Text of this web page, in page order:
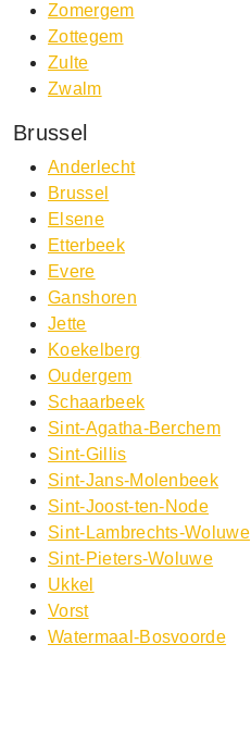
Zomergem
Zottegem
Zulte
Zwalm
Brussel
Anderlecht
Brussel
Elsene
Etterbeek
Evere
Ganshoren
Jette
Koekelberg
Oudergem
Schaarbeek
Sint-Agatha-Berchem
Sint-Gillis
Sint-Jans-Molenbeek
Sint-Joost-ten-Node
Sint-Lambrechts-Woluwe
Sint-Pieters-Woluwe
Ukkel
Vorst
Watermaal-Bosvoorde